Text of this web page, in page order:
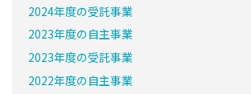
2024年度の受託事業
2023年度の自主事業
2023年度の受託事業
2022年度の自主事業